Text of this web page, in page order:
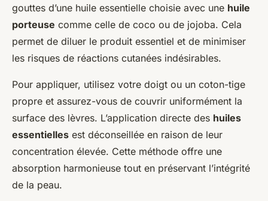
gouttes d’une huile essentielle choisie avec une huile
porteuse comme celle de coco ou de jojoba. Cela
permet de diluer le produit essentiel et de minimiser
les risques de réactions cutanées indésirables.
Pour appliquer, utilisez votre doigt ou un coton-tige
propre et assurez-vous de couvrir uniformément la
surface des lèvres. L’application directe des huiles
essentielles est déconseillée en raison de leur
concentration élevée. Cette méthode offre une
absorption harmonieuse tout en préservant l’intégrité
de la peau.